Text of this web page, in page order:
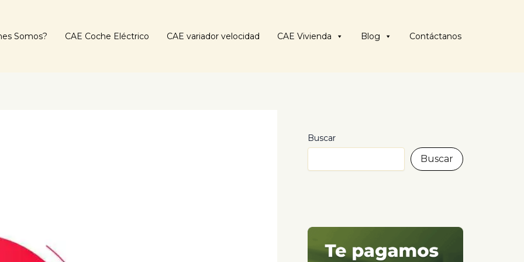
Somos? CAE Coche Eléctrico CAE variador velocidad CAE Vivienda Blog Contáctanos
Buscar
Buscar